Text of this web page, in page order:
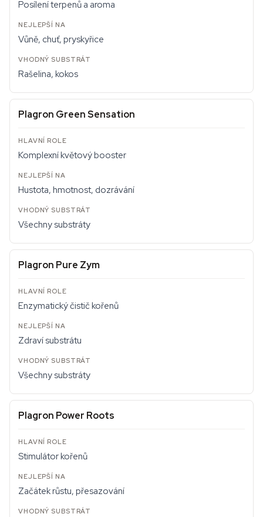
Posílení terpenů a aroma
Vůně, chuť, pryskyřice
Rašelina, kokos
Plagron Green Sensation
Komplexní květový booster
Hustota, hmotnost, dozrávání
Všechny substráty
Plagron Pure Zym
Enzymatický čistič kořenů
Zdraví substrátu
Všechny substráty
Plagron Power Roots
Stimulátor kořenů
Začátek růstu, přesazování